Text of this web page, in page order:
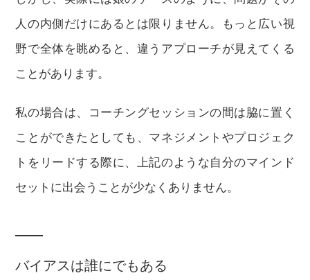
人の内側だけにあるとは限りません。もっと広い視
野で全体を眺めると、違うアプローチが見えてくる
ことがあります。
私の場合は、コーチングセッションの間は脇に置く
ことができたとしても、マネジメントやプロジェク
トをリードする際に、上記のような自分のマインド
セットに出会うことが少なくありません。
バイアスは誰にでもある